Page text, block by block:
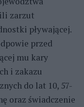
zarzut
pływającej.
przed
mu kary
i zakazu
do lat 10, 57-
oraz świadczenie